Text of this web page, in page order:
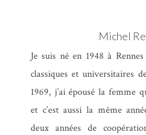
Michel
Je suis né en 1948 à
classiques et universitaires
1969, j’ai épousé la femme
et c’est aussi la même
deux années de